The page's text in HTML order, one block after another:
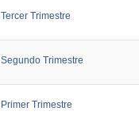
Tercer Trimestre
Segundo Trimestre
Primer Trimestre